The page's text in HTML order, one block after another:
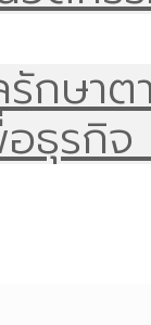
รักษา
ธุรกิ